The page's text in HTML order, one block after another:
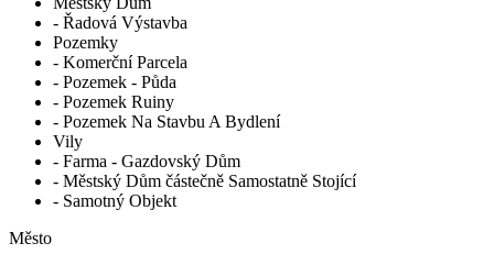
- Řadová Výstavba
Pozemky
- Komerční Parcela
- Pozemek - Půda
- Pozemek Ruiny
- Pozemek Na Stavbu A Bydlení
Vily
- Farma - Gazdovský Dům
- Městský Dům částečně Samostatně Stojící
- Samotný Objekt
Město